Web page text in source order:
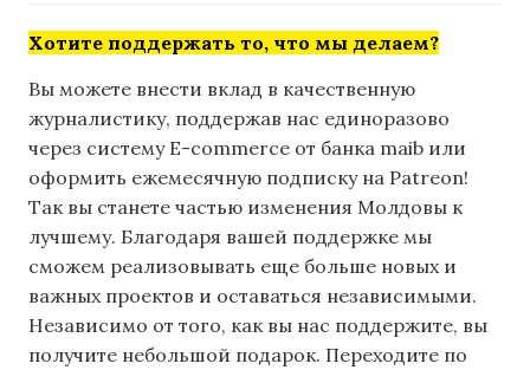
Хотите поддержать то, что мы делаем?
Вы можете внести вклад в качественную
журналистику, поддержав нас единоразово
через систему E-commerce от банка maib или
оформить ежемесячную подписку на Patreon!
Так вы станете частью изменения Молдовы к
лучшему. Благодаря вашей поддержке мы
сможем реализовывать еще больше новых и
важных проектов и оставаться независимыми.
Независимо от того, как вы нас поддержите, вы
получите небольшой подарок. Переходите по